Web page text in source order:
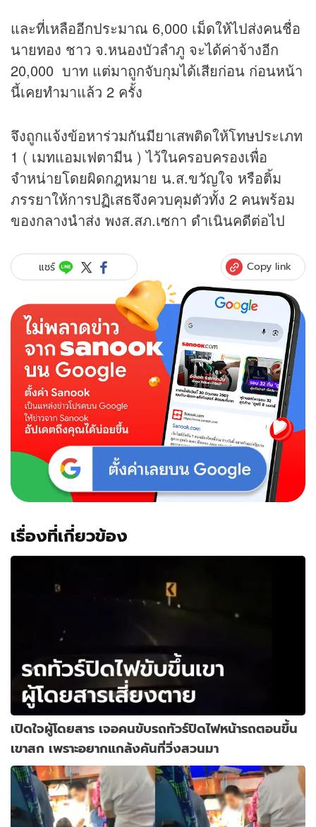
และที่เหลืออีกประมาณ 6,000 เม็ดให้ไปส่งคนชื่อ
นายทอง ชาว จ.หนองบัวลำภู จะได้ค่าจ้างอีก
20,000 บาท แต่มาถูกจับกุมได้เสียก่อน ก่อนหน้า
นี้เคยทำมาแล้ว 2 ครั้ง
จึงถูกแจ้งข้อหาร่วมกันมียาเสพติดให้โทษประเภท
1 ( เมทแอมเฟตามีน ) ไว้ในครอบครองเพื่อ
จำหน่ายโดยผิดกฎหมาย น.ส.ขวัญใจ หรือติ้ม
ภรรยาให้การปฏิเสธจึงควบคุมตัวทั้ง 2 คนพร้อม
ของกลางนำส่ง พงส.สภ.เซกา ดำเนินคดีต่อไป
แชร์ Copy link
เรื่องที่เกี่ยวข้อง
เปิดใจผู้โดยสาร เจอคนขับรถทัวร์ปิดไฟหน้ารถตอนขึ้น
เขาสก เพราะอยากแกล้งคันที่วิ่งสวนมา